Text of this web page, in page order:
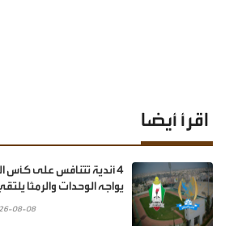
اقرأ أيضا
4 أندية تتنافس على كأس
يواجه الوحدات والرمثا
08-08